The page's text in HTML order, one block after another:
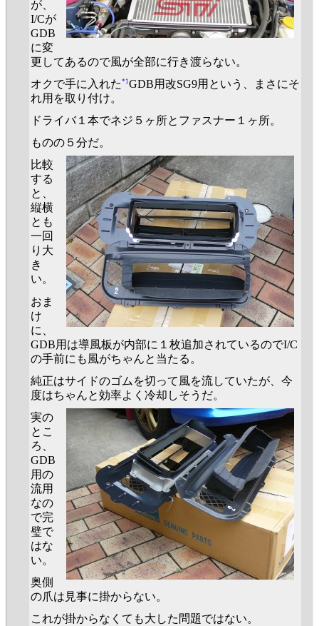
が、
I/Cが
GDB
に変
更してあるので風が全部に行き渡らない。
オクで手に入れた *1 GDB用改SG9用という、まさにそ
れ用を取り付け。
ドライバ１本でネジ５ヶ所とファスナー１ヶ所。
ものの５分だ。
比較
する
と、
縦横
とも
一回
り大
き
い。
おま
け
に、
GDB用は導風板が内部に１枚追加されているのでI/C
の手前にも風がちゃんと当たる。
純正はサイドのゴムを切って風を流していたが、今
度はちゃんと効率よく冷却しそうだ。
実の
とこ
ろ、
GDB
用の
流用
なの
で完
璧で
はな
い。
奥側
の爪は見事に掛からない。
これが掛からなくても大した問題ではない。